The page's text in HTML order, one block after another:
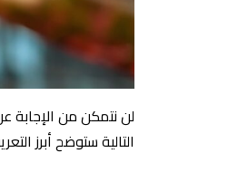
لن نتمكن من الإجابة
التالية ستوضح أبرز